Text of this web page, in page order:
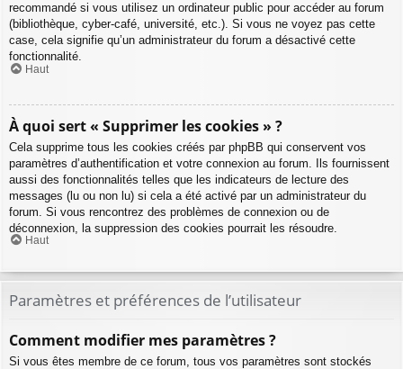
recommandé si vous utilisez un ordinateur public pour accéder au forum
(bibliothèque, cyber-café, université, etc.). Si vous ne voyez pas cette
case, cela signifie qu’un administrateur du forum a désactivé cette
fonctionnalité.
Haut
À quoi sert « Supprimer les cookies » ?
Cela supprime tous les cookies créés par phpBB qui conservent vos
paramètres d’authentification et votre connexion au forum. Ils fournissent
aussi des fonctionnalités telles que les indicateurs de lecture des
messages (lu ou non lu) si cela a été activé par un administrateur du
forum. Si vous rencontrez des problèmes de connexion ou de
déconnexion, la suppression des cookies pourrait les résoudre.
Haut
Paramètres et préférences de l’utilisateur
Comment modifier mes paramètres ?
Si vous êtes membre de ce forum, tous vos paramètres sont stockés